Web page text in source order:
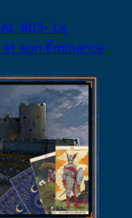
#03- Le
son Éminence